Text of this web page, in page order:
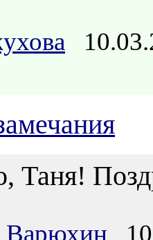
Таня!
Варюхин